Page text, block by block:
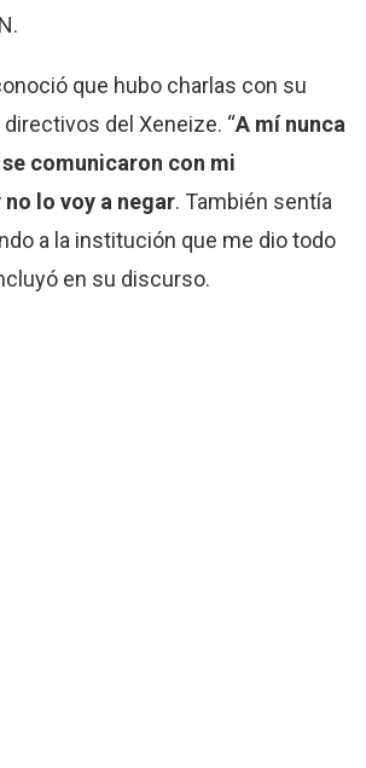
que hubo charlas con su
del Xeneize. “A mí nunca
comunicaron con mi
lo voy a negar. También sentía
a la institución que me dio todo
en su discurso.